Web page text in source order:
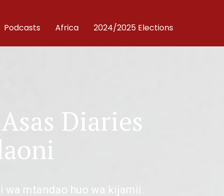
Podcasts Africa 2024/2025 Elections
Diaries
mtandao huo wa kijamii.